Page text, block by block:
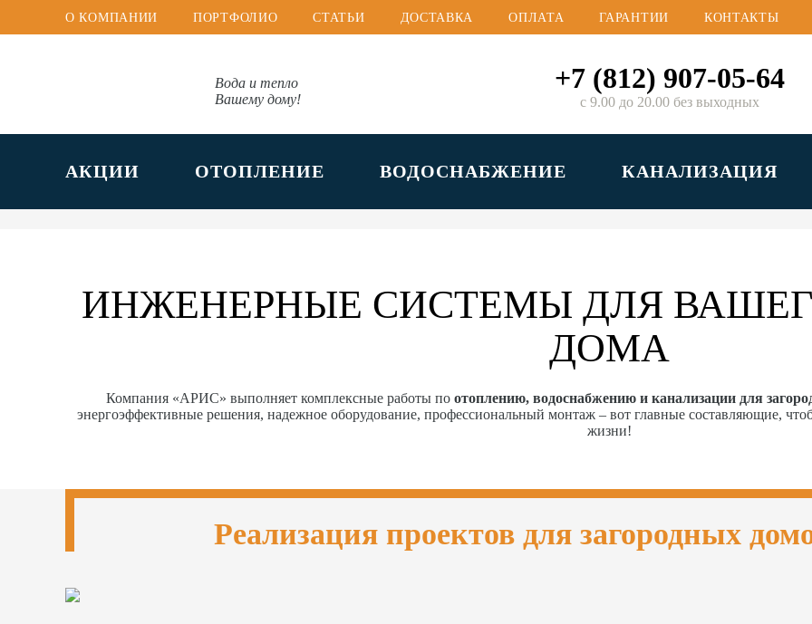
О КОМПАНИИ ПОРТФОЛИО СТАТЬИ ДОСТАВКА ОПЛАТА ГАРАНТИИ КОНТАКТЫ
Вода и тепло
Вашему дому!
+7 (812) 907-05-64
с 9.00 до 20.00 без выходных
АКЦИИ ОТОПЛЕНИЕ ВОДОСНАБЖЕНИЕ КАНАЛИЗАЦИЯ
ИНЖЕНЕРНЫЕ СИСТЕМЫ ДЛЯ
ДОМА
Компания «АРИС» выполняет комплексные работы по отоплению, водоснабжению и канализации для
энергоэффективные решения, надежное оборудование, профессиональный монтаж – вот главные составляющие,
жизни!
Реализация проектов для загородных